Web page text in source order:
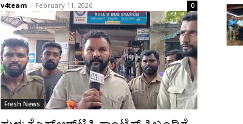
v4team - February 11, 2026 0
Fresh News